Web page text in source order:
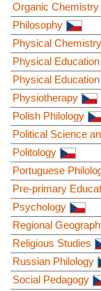
Organic Chemistry
Philosophy
Physical Chemistry
Physical Education
Physical
Physiotherapy
Polish Philology
Political Science
Politology
Portuguese
Pre-primary
Psychology
Regional
Religious Studies
Russian Philology
Social Pedagogy